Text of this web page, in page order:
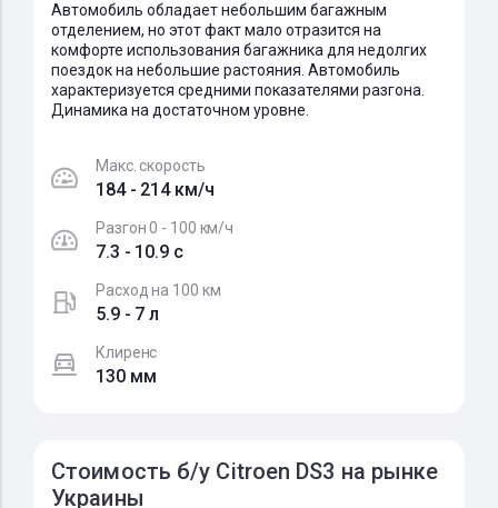
Автомобиль обладает небольшим багажным
отделением, но этот факт мало отразится на
комфорте использования багажника для недолгих
поездок на небольшие растояния. Автомобиль
характеризуется средними показателями разгона.
Динамика на достаточном уровне.
Макс. скорость
184 - 214 км/ч
Разгон 0 - 100 км/ч
7.3 - 10.9 c
Расход на 100 км
5.9 - 7 л
Клиренс
130 мм
Стоимость б/у Citroen DS3 на рынке
Украины